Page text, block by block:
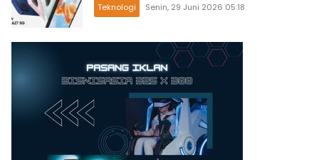
Teknologi Senin, 29 Juni 2026 05:18